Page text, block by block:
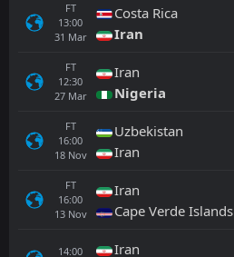
FT
13:00
31 Mar
Costa Rica
Iran
FT
12:30
27 Mar
Iran
Nigeria
FT
16:00
18 Nov
Uzbekistan
Iran
FT
16:00
13 Nov
Iran
Cape Verde Islands
14:00 Iran